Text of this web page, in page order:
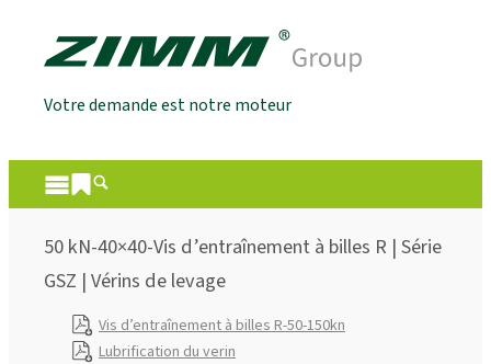
Votre demande est notre moteur
50 kN-40×40-Vis d’entraînement à billes R | Série
GSZ | Vérins de levage
Vis d’entraînement à billes R-50-150kn
Lubrification du verin